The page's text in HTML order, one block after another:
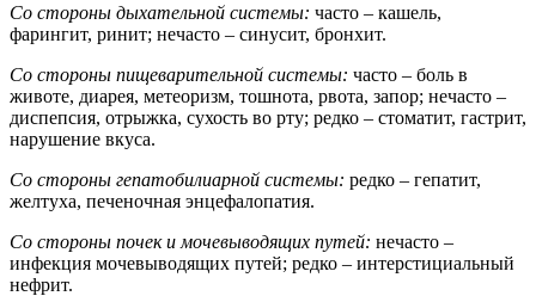
Со стороны дыхательной системы: часто – кашель,
фарингит, ринит; нечасто – синусит, бронхит.
Со стороны пищеварительной системы: часто – боль в
животе, диарея, метеоризм, тошнота, рвота, запор; нечасто –
диспепсия, отрыжка, сухость во рту; редко – стоматит, гастрит,
нарушение вкуса.
Со стороны гепатобилиарной системы: редко – гепатит,
желтуха, печеночная энцефалопатия.
Со стороны почек и мочевыводящих путей: нечасто –
инфекция мочевыводящих путей; редко – интерстициальный
нефрит.